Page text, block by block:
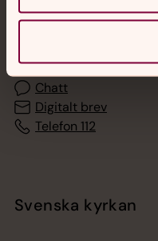
Akut samtals- och
med en präst på kvällar
Chatt
Digitalt brev
Telefon 112
Svenska kyrkan